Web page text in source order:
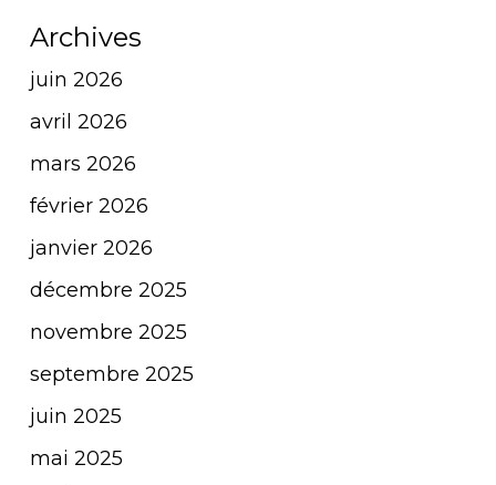
Archives
juin 2026
avril 2026
mars 2026
février 2026
janvier 2026
décembre 2025
novembre 2025
septembre 2025
juin 2025
mai 2025